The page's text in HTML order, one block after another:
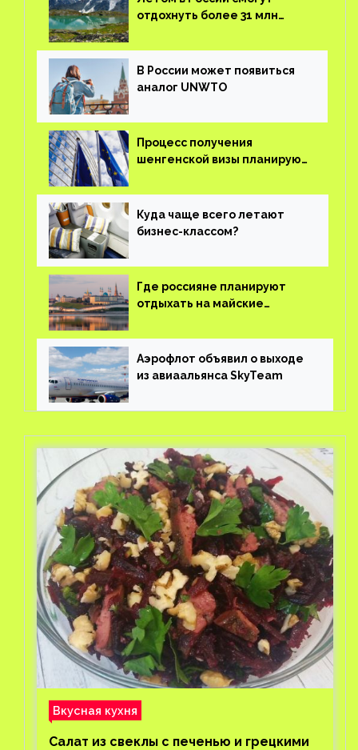
отдохнуть более 31 млн
В России может появиться
аналог UNWTO
Процесс получения
шенгенской визы планируют
Куда чаще всего летают
бизнес-классом?
Где россияне планируют
отдыхать на майские
Аэрофлот объявил о выходе
из авиаальянса SkyTeam
Вкусная кухня
Салат из свеклы с печенью и грецкими